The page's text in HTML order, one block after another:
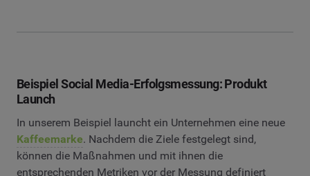
Beispiel Social Media-Erfolgsmessung: Produkt
Launch
In unserem Beispiel launcht ein Unternehmen eine neue
Kaffeemarke. Nachdem die Ziele festgelegt sind,
können die Maßnahmen und mit ihnen die
entsprechenden Metriken vor der Messung definiert